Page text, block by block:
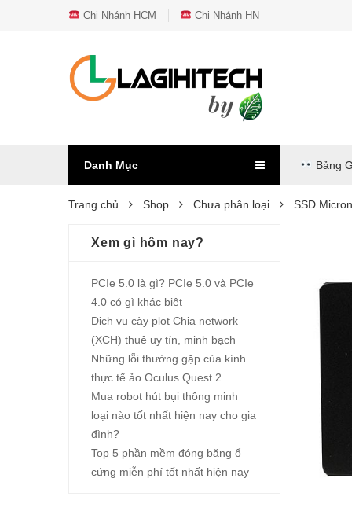
Chi Nhánh HCM Chi Nhánh HN
Danh Mục Bảng
Trang chủ Shop Chưa phân loại SSD
Xem gì hôm nay?
PCIe 5.0 là gì? PCIe 5.0 và PCIe
4.0 có gì khác biệt
Dịch vụ cày plot Chia network
(XCH) thuê uy tín, minh bạch
Những lỗi thường gặp của kính
thực tế ảo Oculus Quest 2
Mua robot hút bụi thông minh
loại nào tốt nhất hiện nay cho gia
đình?
Top 5 phần mềm đóng băng ổ
cứng miễn phí tốt nhất hiện nay